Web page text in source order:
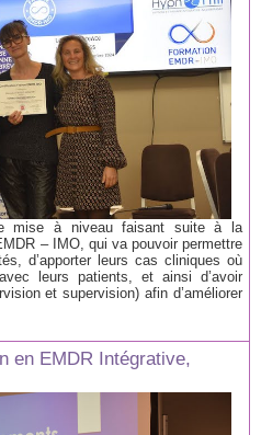
mise à niveau faisant suite à la
– IMO, qui va pouvoir permettre
d’apporter leurs cas cliniques où
leurs patients, et ainsi d’avoir
et supervision) afin d’améliorer
en EMDR Intégrative,